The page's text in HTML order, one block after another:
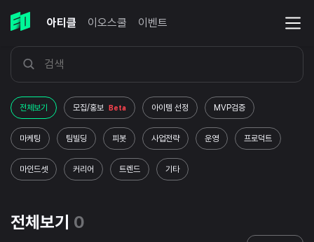
아티클 이오스쿨 이벤트
전체보기 모집/홍보 Beta 아이템 선정 MVP검증
마케팅 팀빌딩 피봇 사업전략 운영 프로덕트
마인드셋 커리어 트렌드 기타
전체보기 0